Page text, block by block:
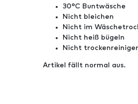
30°C Buntwäsche
Nicht bleichen
Nicht im
Nicht heiß bügeln
Nicht
Artikel fällt normal aus.